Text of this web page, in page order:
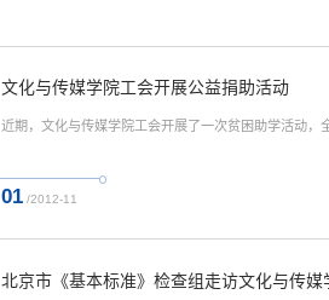
文化与传媒学院工会开展公益捐助活动
近期，文化与传媒学院工会开展了一次贫困助学活动，
01 /2012-11
北京市《基本标准》检查组走访文化与传媒